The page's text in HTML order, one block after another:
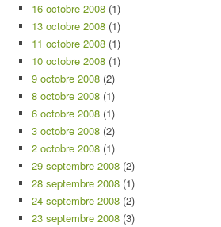
16 octobre 2008 (1)
13 octobre 2008 (1)
11 octobre 2008 (1)
10 octobre 2008 (1)
9 octobre 2008 (2)
8 octobre 2008 (1)
6 octobre 2008 (1)
3 octobre 2008 (2)
2 octobre 2008 (1)
29 septembre 2008 (2)
28 septembre 2008 (1)
24 septembre 2008 (2)
23 septembre 2008 (3)